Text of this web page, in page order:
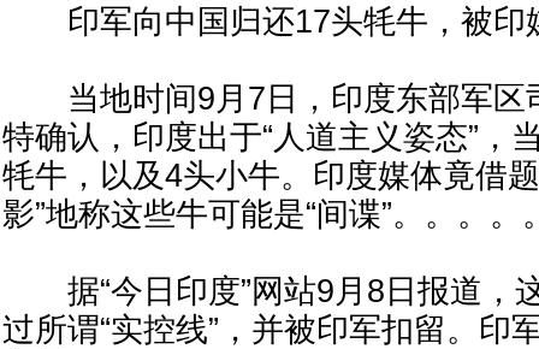
印军向中国归还17头牦牛，被印
当地时间9月7日，印度东部军区
特确认，印度出于“人道主义姿态”，
牦牛，以及4头小牛。印度媒体竟借
影”地称这些牛可能是“间谍”。。。。
据“今日印度”网站9月8日报道，
过所谓“实控线”，并被印军扣留。印